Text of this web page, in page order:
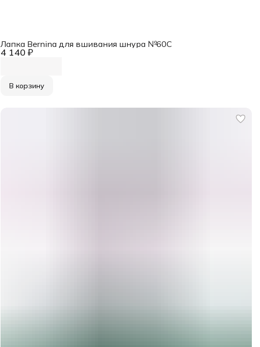
4 140 ₽
Лапка Bernina для вшивания шнура №60C
В корзину